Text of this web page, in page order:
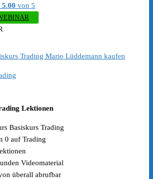
5.00 von 5
Lektionen
Basiskurs Trading
0 auf Trading
Videomaterial
überall abrufbar